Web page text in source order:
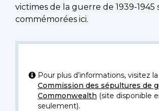
victimes de la guerre de 1939-1945
commémorées ici.
Pour plus d’informations, visitez la
Commission des sépultures de
Commonwealth (site disponible
seulement).